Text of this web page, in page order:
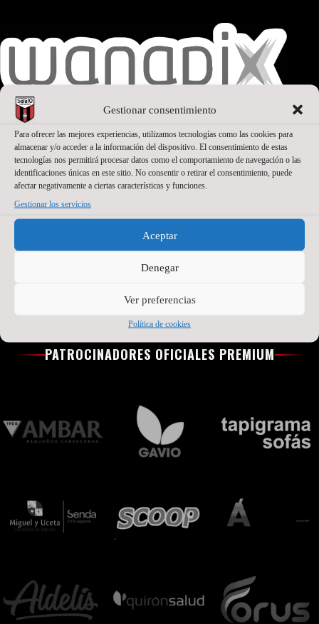
Gestionar consentimiento
Para ofrecer las mejores experiencias, utilizamos tecnologías como las cookies para
almacenar y/o acceder a la información del dispositivo. El consentimiento de estas
tecnologías nos permitirá procesar datos como el comportamiento de navegación o las
identificaciones únicas en este sitio. No consentir o retirar el consentimiento, puede
afectar negativamente a ciertas características y funciones.
Gestionar los servicios
Aceptar
Denegar
Ver preferencias
Política de cookies
SEGUNDO PATROCINADOR
PATROCINADORES OFICIALES PREMIUM